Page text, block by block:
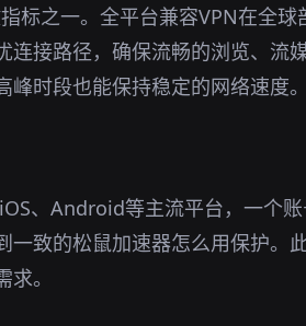
标之一。全平台兼容VPN在全球
连接路径，确保流畅的浏览、流
时段也能保持稳定的网络速度。
、Android等主流平台，一个
致的松鼠加速器怎么用保护。
。